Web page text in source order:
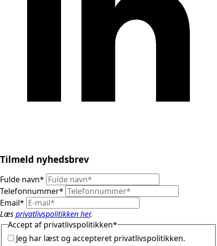
Tilmeld nyhedsbrev
Fulde navn*
Telefonnummer*
Email*
Læsprivatlivspolitikken her.
Accept af privatlivspolitikken*
Jeg har læst og accepteret privatlivspolitikken.